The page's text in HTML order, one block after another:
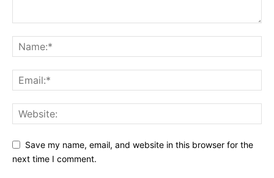
Save my name, email, and website in this browser for the
next time I comment.